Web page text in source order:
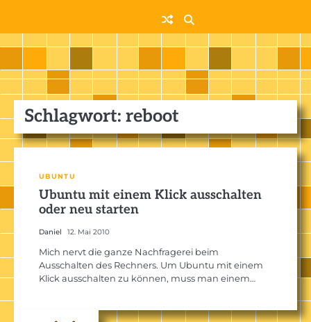
Schlagwort: reboot
UBUNTU
Ubuntu mit einem Klick ausschalten
oder neu starten
Daniel 12. Mai 2010
Mich nervt die ganze Nachfragerei beim
Ausschalten des Rechners. Um Ubuntu mit einem
Klick ausschalten zu können, muss man einem…